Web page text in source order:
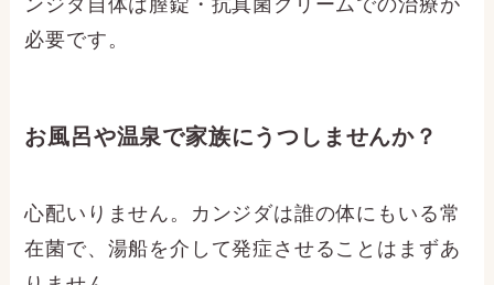
必要です。
お風呂や温泉で家族にうつしませんか？
心配いりません。カンジダは誰の体にもいる常
在菌で、湯船を介して発症させることはまずあ